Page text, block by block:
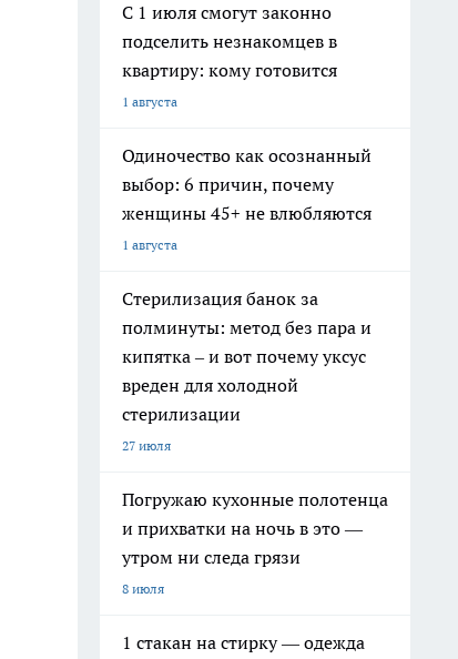
С 1 июля смогут законно
подселить незнакомцев в
квартиру: кому готовится
1 августа
Одиночество как осознанный
выбор: 6 причин, почему
женщины 45+ не влюбляются
1 августа
Стерилизация банок за
полминуты: метод без пара и
кипятка – и вот почему уксус
вреден для холодной
стерилизации
27 июля
Погружаю кухонные полотенца
и прихватки на ночь в это —
утром ни следа грязи
8 июля
1 стакан на стирку — одежда